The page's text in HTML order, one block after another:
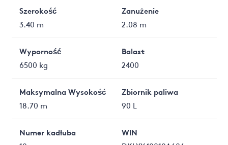
Szerokość
3.40 m
Zanużenie
2.08 m
Wyporność
6500 kg
Balast
2400
Maksymalna Wysokość
18.70 m
Zbiornik paliwa
90 L
Numer kadłuba
WIN